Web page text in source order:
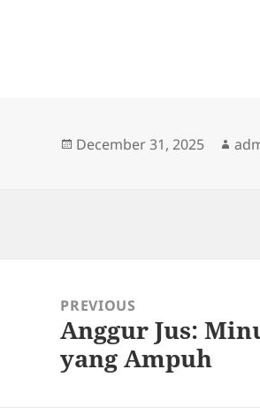
Posted
December 31, 2025
navigationPREVIOUS
Previous
post:
Anggur Jus:
yang Ampuh